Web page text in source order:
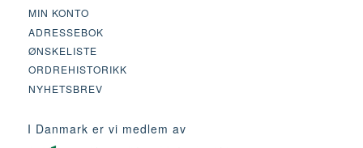
MIN KONTO
ADRESSEBOK
ØNSKELISTE
ORDREHISTORIKK
NYHETSBREV
I Danmark er vi medlem av